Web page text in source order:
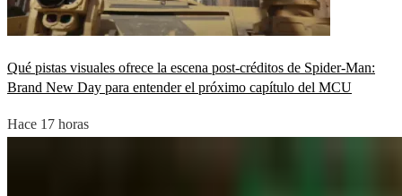
Qué pistas visuales ofrece la escena post-créditos de Spider-Man:
Brand New Day para entender el próximo capítulo del MCU
Hace 17 horas